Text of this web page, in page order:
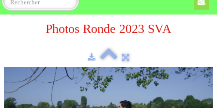
Accueil
Programme
Règlement
Parcours
Photos Ronde 2023 SVA